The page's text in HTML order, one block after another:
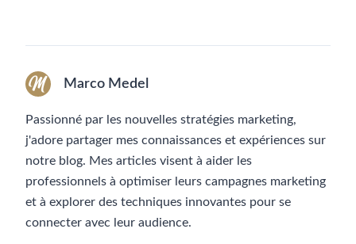
Marco Medel
Passionné par les nouvelles stratégies marketing,
j'adore partager mes connaissances et expériences sur
notre blog. Mes articles visent à aider les
professionnels à optimiser leurs campagnes marketing
et à explorer des techniques innovantes pour se
connecter avec leur audience.